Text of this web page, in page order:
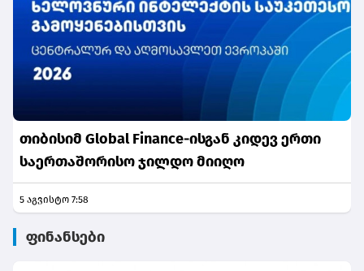
თიბისიმ Global Finance-ისგან კიდევ ერთი
საერთაშორისო ჯილდო მიიღო
5 აგვისტო 7:58
ფინანსები